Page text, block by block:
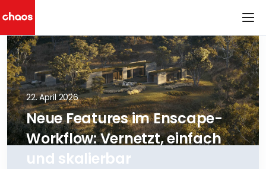
Chaos Logo
22. April 2026
Neue Features im Enscape-
Workflow: Vernetzt, einfach
und skalierbar